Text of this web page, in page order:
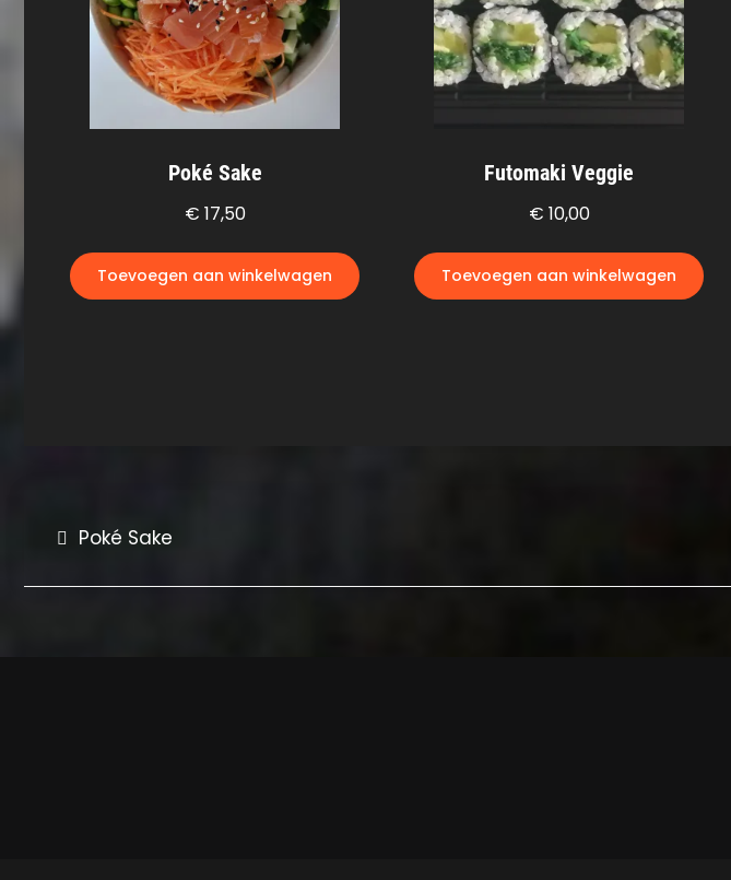
Poké Sake
€ 17,50
Toevoegen aan winkelwagen
Futomaki Veggie
€ 10,00
Toevoegen aan winkelwagen
Bericht
navigatie
Poké Sake